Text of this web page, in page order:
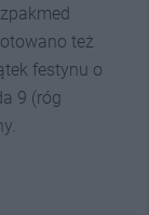
też
festynu o
9 (róg